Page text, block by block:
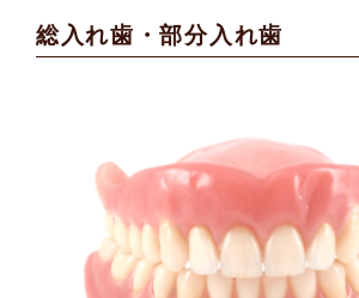
総入れ歯・部分入れ歯